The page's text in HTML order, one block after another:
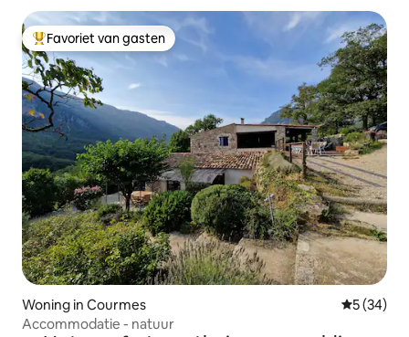
Topfavoriet van gasten
Favoriet van gasten
Woning in Courmes
5 (34)
Accommodatie - natuur